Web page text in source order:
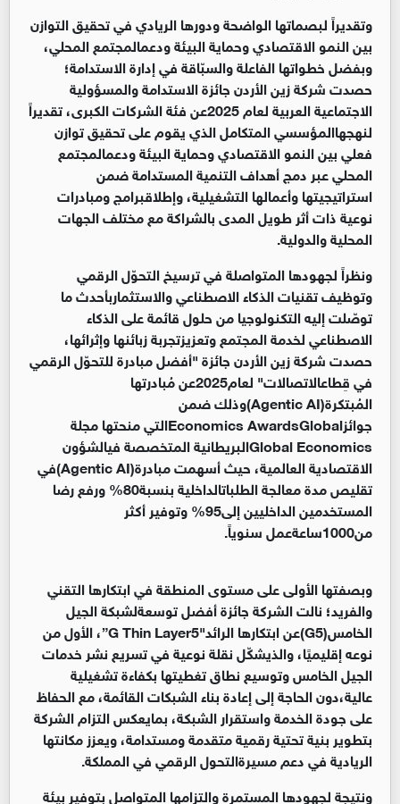
وتقديراً لبصماتها الواضحة ودورها الريادي في تحقيق التوازن
بين النمو الاقتصادي وحماية البيئة ودعمالمجتمع المحلي،
وبفضل خطواتها الفاعلة والسبّاقة في إدارة الاستدامة؛
حصدت شركة زين الأردن جائزة الاستدامة والمسؤولية
الاجتماعية العربية لعام 2025عن فئة الشركات الكبرى، تقديراً
لنهجهاالمؤسسي المتكامل الذي يقوم على تحقيق توازن
فعلي بين النمو الاقتصادي وحماية البيئة ودعمالمجتمع
المحلي عبر دمج أهداف التنمية المستدامة ضمن
استراتيجيتها وأعمالها التشغيلية، وإطلاقبرامج ومبادرات
نوعية ذات أثر طويل المدى بالشراكة مع مختلف الجهات
المحلية والدولية.
ونظراً لجهودها المتواصلة في ترسيخ التحوّل الرقمي
وتوظيف تقنيات الذكاء الاصطناعي والاستثماربأحدث ما
توصّلت إليه التكنولوجيا من حلول قائمة على الذكاء
الاصطناعي لخدمة المجتمع وتعزيزتجربة زبائنها وإثرائها،
حصدت شركة زين الأردن جائزة "أفضل مبادرة للتحوّل الرقمي
في قِطاعالاتصالات" لعام2025عن مُبادرتها
المُبتكرة(Agentic AI)وذلك ضمن
جوائزGlobal
Economics Awardsالتي منحتها مجلة
Global Economicsالبريطانية المتخصصة فيالشؤون
الاقتصادية العالمية، حيث أسهمت مبادرة(Agentic AI)في
تقليص مدة معالجة الطلباتالداخلية بنسبة80% ورفع رضا
المستخدمين الداخليين إلى95% وتوفير أكثر
من1000ساعةعمل سنوياً.
وبصفتها الأولى على مستوى المنطقة في ابتكارها التقني
والفريد؛ نالت الشركة جائزة أفضل توسعةلشبكة الجيل
الخامس(5 G)عن ابتكارها الرائد"5 G Thin Layer”، الأول من
نوعه إقليميًا، والذيشكّل نقلة نوعية في تسريع نشر خدمات
الجيل الخامس وتوسيع نطاق تغطيتها بكفاءة تشغيلية
عالية،دون الحاجة إلى إعادة بناء الشبكات القائمة، مع الحفاظ
على جودة الخدمة واستقرار الشبكة، بمايعكس التزام الشركة
بتطوير بنية تحتية رقمية متقدمة ومستدامة، ويعزز مكانتها
الريادية في دعم مسيرةالتحول الرقمي في المملكة.
ونتيجة لجهودها المستمرة والتزامها المتواصل بتوفير بيئة